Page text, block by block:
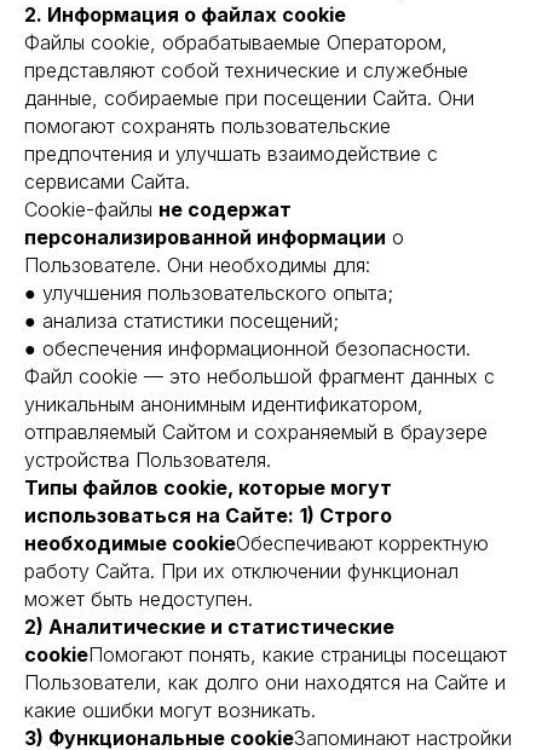
2. Информация о файлах cookie
Файлы cookie, обрабатываемые Оператором,
представляют собой технические и служебные
данные, собираемые при посещении Сайта. Они
помогают сохранять пользовательские
предпочтения и улучшать взаимодействие с
сервисами Сайта.
Cookie-файлы не содержат
персонализированной информации о
Пользователе. Они необходимы для:
● улучшения пользовательского опыта;
● анализа статистики посещений;
● обеспечения информационной безопасности.
Файл cookie — это небольшой фрагмент данных с
уникальным анонимным идентификатором,
отправляемый Сайтом и сохраняемый в браузере
устройства Пользователя.
Типы файлов cookie, которые могут
использоваться на Сайте: 1) Строго
необходимые cookieОбеспечивают корректную
работу Сайта. При их отключении функционал
может быть недоступен.
2) Аналитические и статистические
cookieПомогают понять, какие страницы посещают
Пользователи, как долго они находятся на Сайте и
какие ошибки могут возникать.
3) Функциональные cookieЗапоминают настройки